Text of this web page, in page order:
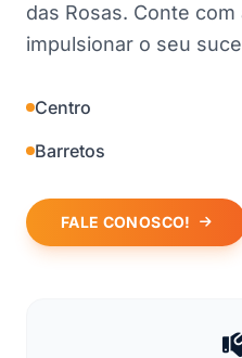
das Rosas. Conte
impulsionar o seu
Centro
Barretos
FALE CONOSCO!